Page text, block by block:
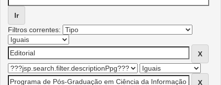
Filtros correntes: